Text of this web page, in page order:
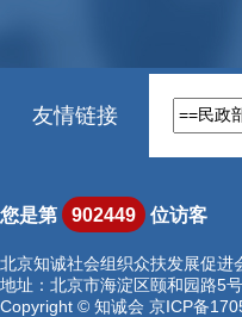
友情链接
您是第 902449 位访客
北京知诚社会组织众扶发展促
地址：北京市海淀区颐和园路5
Copyright © 知诚会 京ICP备